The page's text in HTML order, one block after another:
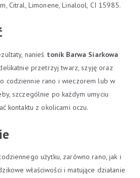
Citral, Limonene, Linalool, CI 15985.
nanieś tonik Barwa Siarkowa
przetrzyj twarz, szyję oraz
codziennie rano i wieczorem lub w
szczególnie po każdym umyciu
kontaktu z okolicami oczu.
użytku, zarówno rano, jak i
właściwości i matujące działanie